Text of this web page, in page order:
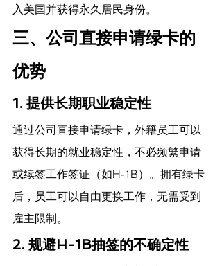
入美国并获得永久居民身份。
三、公司直接申请绿卡的
优势
1. 提供长期职业稳定性
通过公司直接申请绿卡，外籍员工可以
获得长期的就业稳定性，不必频繁申请
或续签工作签证（如H-1B）。拥有绿卡
后，员工可以自由更换工作，无需受到
雇主限制。
2. 规避H-1B抽签的不确定性